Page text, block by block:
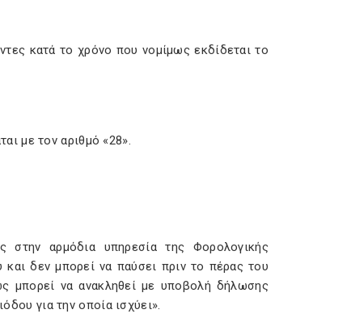
κατά το χρόνο που νομίμως εκδίδεται το
με τον αριθμό «28».
αρμόδια υπηρεσία της Φορολογικής
δεν μπορεί να παύσει πριν το πέρας του
μπορεί να ανακληθεί με υποβολή δήλωσης
για την οποία ισχύει».